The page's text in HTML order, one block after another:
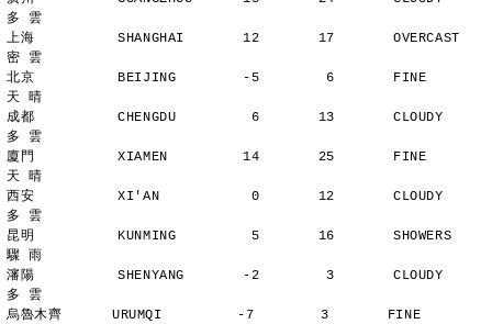
多 雲
上海          SHANGHAI       12       17       OVERCAST
密 雲
北京          BEIJING        -5        6       FINE
天 晴
成都          CHENGDU         6       13       CLOUDY
多 雲
廈門          XIAMEN         14       25       FINE
天 晴
西安          XI'AN           0       12       CLOUDY
多 雲
昆明          KUNMING         5       16       SHOWERS
驟 雨
瀋陽          SHENYANG       -2        3       CLOUDY
多 雲
烏魯木齊      URUMQI         -7        3       FINE